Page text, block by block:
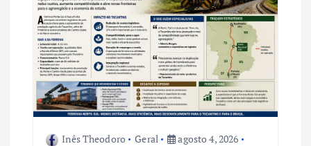
e
P
o
s
Inês Theodoro Geral
agosto 4, 2026